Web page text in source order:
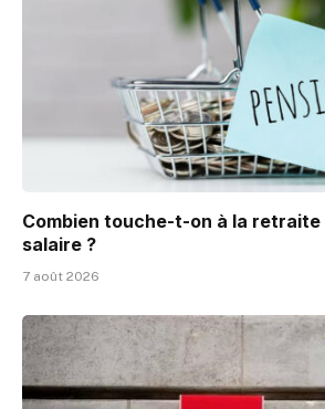
Combien touche-t-on à la
salaire ?
7 août 2026